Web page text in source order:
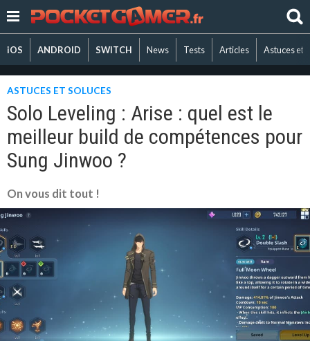
iOS ANDROID SWITCH News Tests Articles Astuces et
ASTUCES ET SOLUCES
Solo Leveling : Arise : quel est le
meilleur build de compétences pour
Sung Jinwoo ?
On vous dit tout !